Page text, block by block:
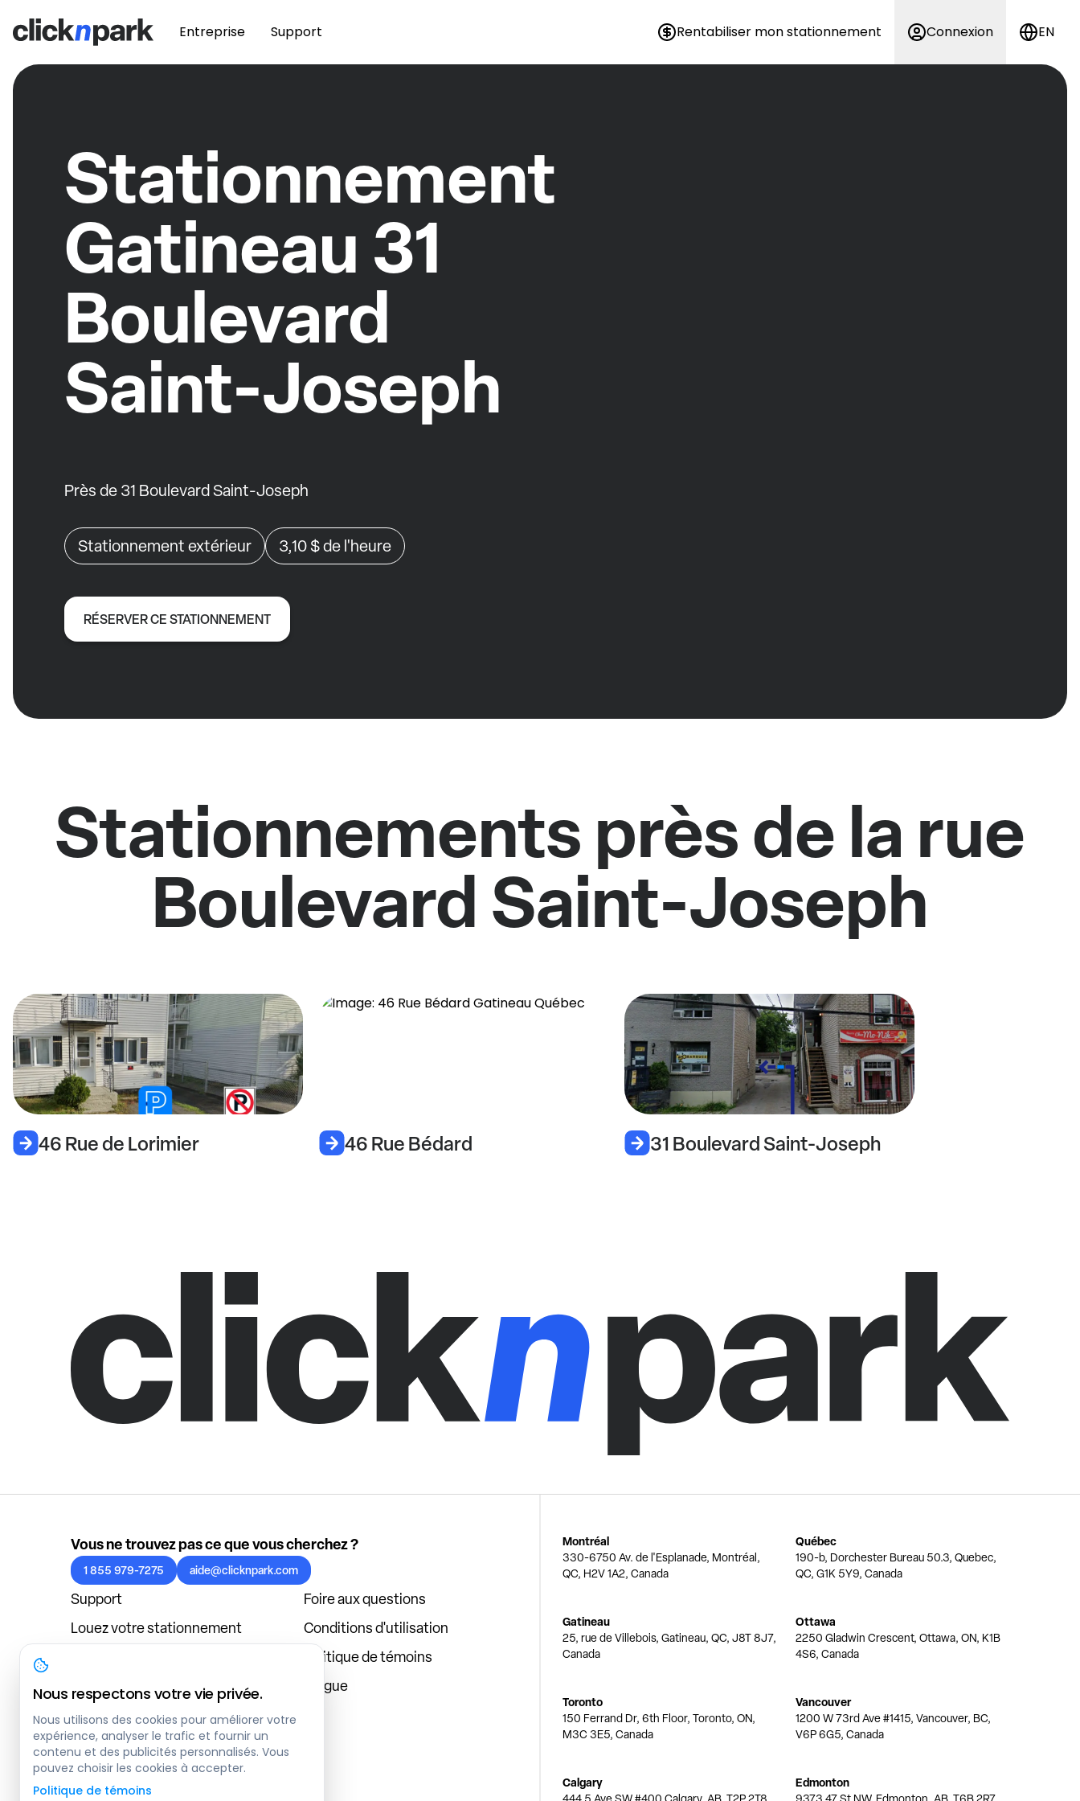
Entreprise Support Rentabiliser mon stationnement Connexion EN
Stationnement
Gatineau 31
Boulevard
Saint-Joseph
Près de 31 Boulevard Saint-Joseph
Stationnement extérieur 3,10 $de l'heure
RÉSERVER CE STATIONNEMENT
Stationnements près de la rue
Boulevard Saint-Joseph
46 Rue de Lorimier 46 Rue Bédard 31 Boulevard Saint-Joseph
Vous ne trouvez pas ce que vous cherchez ?
1 855 979-7275 aide@clicknpark.com
Support
Foire aux questions
Louez votre stationnement
Conditions d'utilisation
Politique de témoins
À propos
Blogue
Connexion au tableau de bord
Montréal
330-6750 Av. de l'Esplanade, Montréal,
QC, H2V 1A2, Canada
Québec
190-b, Dorchester Bureau 50.3, Quebec,
QC, G1K 5Y9, Canada
Gatineau
25, rue de Villebois, Gatineau, QC, J8T 8J7,
Canada
Ottawa
2250 Gladwin Crescent, Ottawa, ON, K1B
4S6, Canada
Toronto
150 Ferrand Dr, 6th Floor, Toronto, ON,
M3C 3E5, Canada
Vancouver
1200 W 73rd Ave #1415, Vancouver, BC,
V6P 6G5, Canada
Calgary Edmonton
Nous respectons votre vie privée.
Nous utilisons des cookies pour améliorer votre
expérience, analyser le trafic et fournir un
contenu et des publicités personnalisés. Vous
pouvez choisir les cookies à accepter.
Politique de témoins